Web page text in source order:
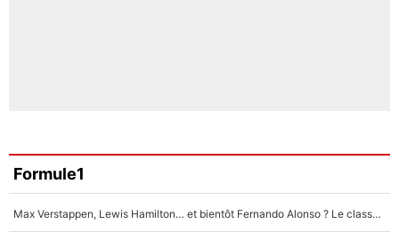
Formule1
Max Verstappen, Lewis Hamilton… et bientôt Fernando Alonso ? Le classement des pilotes les mieux payés en Formule 1 risque de changer !